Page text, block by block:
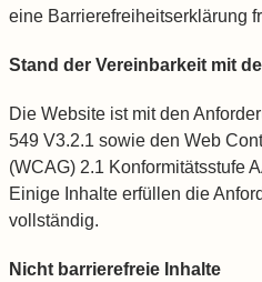
eine Barrierefreiheitserklärung
Stand der Vereinbarkeit mit
Die Website ist mit den
549 V3.2.1 sowie den Web
(WCAG) 2.1 Konformitätsstufe
Einige Inhalte erfüllen die
vollständig.
Nicht barrierefreie Inhalte